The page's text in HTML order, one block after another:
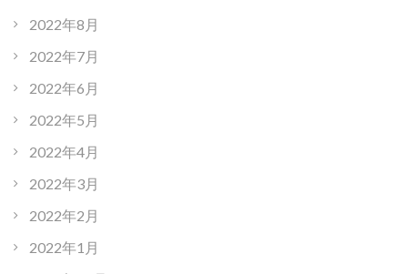
2022年8月
2022年7月
2022年6月
2022年5月
2022年4月
2022年3月
2022年2月
2022年1月